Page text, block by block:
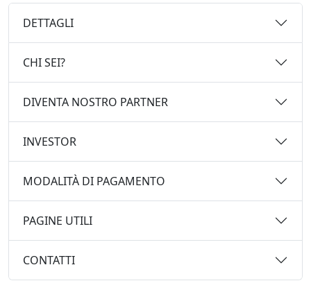
DETTAGLI
CHI SEI?
DIVENTA NOSTRO PARTNER
INVESTOR
MODALITÀ DI PAGAMENTO
PAGINE UTILI
CONTATTI